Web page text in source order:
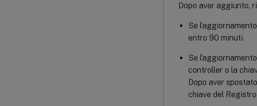
Dopo aver aggiunto,
Se
entro 90 minuti.
Se
controller o la
Dopo aver
chiave del